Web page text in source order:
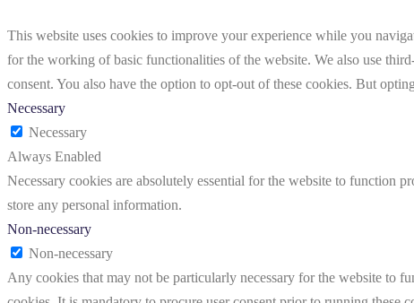
This website uses cookies to improve your experience while you
for the working of basic functionalities of the website. We also use
consent. You also have the option to opt-out of these cookies. But
Necessary
Necessary
Always Enabled
Necessary cookies are absolutely essential for the website to function
store any personal information.
Non-necessary
Non-necessary
Any cookies that may not be particularly necessary for the website to